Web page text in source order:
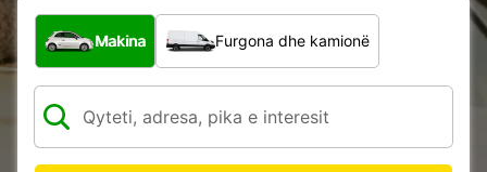
Çfarë lloj automjeti?
Makina Furgona dhe kamionë